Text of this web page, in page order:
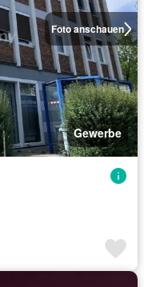
Foto anschauen
Gewerbe